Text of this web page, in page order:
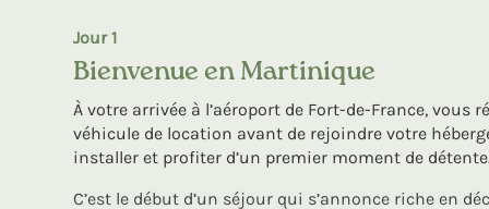
Jour 1
Bienvenue en Martinique
À votre arrivée à l’aéroport de Fort-de-France, vous
véhicule de location avant de rejoindre votre
installer et profiter d’un premier moment de détente.
C’est le début d’un séjour qui s’annonce riche en